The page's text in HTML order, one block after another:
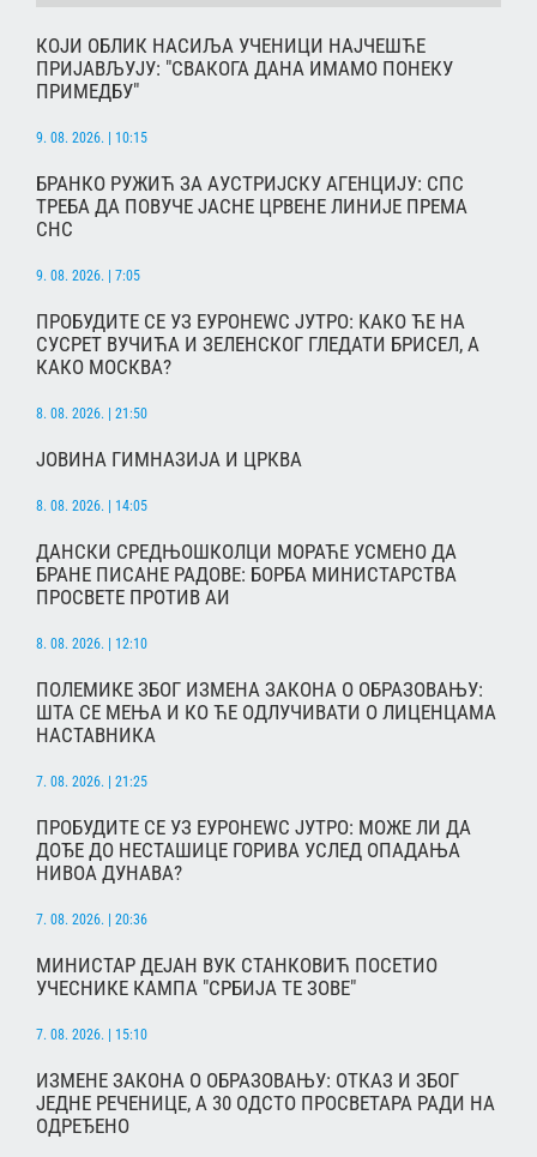
КОЈИ ОБЛИК НАСИЉА УЧЕНИЦИ НАЈЧЕШЋЕ
ПРИЈАВЉУЈУ: "СВАКОГА ДАНА ИМАМО ПОНЕКУ
ПРИМЕДБУ"
9. 08. 2026. | 10:15
БРАНКО РУЖИЋ ЗА АУСТРИЈСКУ АГЕНЦИЈУ: СПС
ТРЕБА ДА ПОВУЧЕ ЈАСНЕ ЦРВЕНЕ ЛИНИЈЕ ПРЕМА
СНС
9. 08. 2026. | 7:05
ПРОБУДИТЕ СЕ УЗ ЕУРОНЕWС ЈУТРО: КАКО ЋЕ НА
СУСРЕТ ВУЧИЋА И ЗЕЛЕНСКОГ ГЛЕДАТИ БРИСЕЛ, А
КАКО МОСКВА?
8. 08. 2026. | 21:50
ЈОВИНА ГИМНАЗИЈА И ЦРКВА
8. 08. 2026. | 14:05
ДАНСКИ СРЕДЊОШКОЛЦИ МОРАЋЕ УСМЕНО ДА
БРАНЕ ПИСАНЕ РАДОВЕ: БОРБА МИНИСТАРСТВА
ПРОСВЕТЕ ПРОТИВ АИ
8. 08. 2026. | 12:10
ПОЛЕМИКЕ ЗБОГ ИЗМЕНА ЗАКОНА О ОБРАЗОВАЊУ:
ШТА СЕ МЕЊА И КО ЋЕ ОДЛУЧИВАТИ О ЛИЦЕНЦАМА
НАСТАВНИКА
7. 08. 2026. | 21:25
ПРОБУДИТЕ СЕ УЗ ЕУРОНЕWС ЈУТРО: МОЖЕ ЛИ ДА
ДОЂЕ ДО НЕСТАШИЦЕ ГОРИВА УСЛЕД ОПАДАЊА
НИВОА ДУНАВА?
7. 08. 2026. | 20:36
МИНИСТАР ДЕЈАН ВУК СТАНКОВИЋ ПОСЕТИО
УЧЕСНИКЕ КАМПА "СРБИЈА ТЕ ЗОВЕ"
7. 08. 2026. | 15:10
ИЗМЕНЕ ЗАКОНА О ОБРАЗОВАЊУ: ОТКАЗ И ЗБОГ
ЈЕДНЕ РЕЧЕНИЦЕ, А 30 ОДСТО ПРОСВЕТАРА РАДИ НА
ОДРЕЂЕНО